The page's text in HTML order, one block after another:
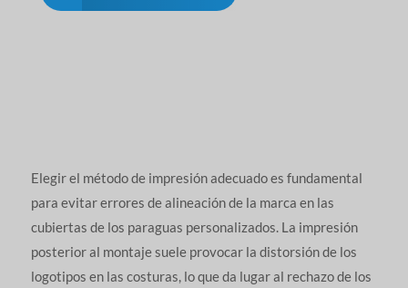
Elegir el método de impresión adecuado es fundamental
para evitar errores de alineación de la marca en las
cubiertas de los paraguas personalizados. La impresión
posterior al montaje suele provocar la distorsión de los
logotipos en las costuras, lo que da lugar al rechazo de los